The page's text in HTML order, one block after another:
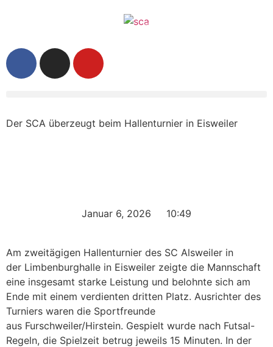
Der SCA überzeugt beim Hallenturnier in Eisweiler
Januar 6, 2026 10:49
Am zweitägigen Hallenturnier des SC Alsweiler in
der Limbenburghalle in Eisweiler zeigte die Mannschaft
eine insgesamt starke Leistung und belohnte sich am
Ende mit einem verdienten dritten Platz. Ausrichter des
Turniers waren die Sportfreunde
aus Furschweiler/Hirstein. Gespielt wurde nach Futsal-
Regeln, die Spielzeit betrug jeweils 15 Minuten. In der